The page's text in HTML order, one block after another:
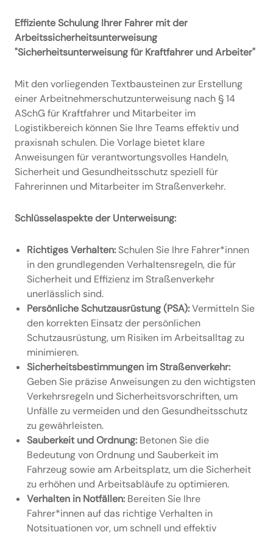
Effiziente Schulung Ihrer Fahrer mit der
Arbeitssicherheitsunterweisung
"Sicherheitsunterweisung für Kraftfahrer und Arbeiter"
Mit den vorliegenden Textbausteinen zur Erstellung
einer Arbeitnehmerschutzunterweisung nach § 14
ASchG für Kraftfahrer und Mitarbeiter im
Logistikbereich können Sie Ihre Teams effektiv und
praxisnah schulen. Die Vorlage bietet klare
Anweisungen für verantwortungsvolles Handeln,
Sicherheit und Gesundheitsschutz speziell für
Fahrerinnen und Mitarbeiter im Straßenverkehr.
Schlüsselaspekte der Unterweisung:
Richtiges Verhalten:Schulen Sie Ihre Fahrer*innen
in den grundlegenden Verhaltensregeln, die für
Sicherheit und Effizienz im Straßenverkehr
unerlässlich sind.
Persönliche Schutzausrüstung (PSA):Vermitteln Sie
den korrekten Einsatz der persönlichen
Schutzausrüstung, um Risiken im Arbeitsalltag zu
minimieren.
Sicherheitsbestimmungen im Straßenverkehr:
Geben Sie präzise Anweisungen zu den wichtigsten
Verkehrsregeln und Sicherheitsvorschriften, um
Unfälle zu vermeiden und den Gesundheitsschutz
zu gewährleisten.
Sauberkeit und Ordnung: Betonen Sie die
Bedeutung von Ordnung und Sauberkeit im
Fahrzeug sowie am Arbeitsplatz, um die Sicherheit
zu erhöhen und Arbeitsabläufe zu optimieren.
Verhalten in Notfällen: Bereiten Sie Ihre
Fahrer*innen auf das richtige Verhalten in
Notsituationen vor, um schnell und effektiv